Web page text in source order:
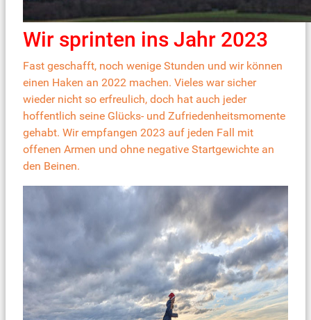
Wir sprinten ins Jahr 2023
Fast geschafft, noch wenige Stunden und wir können
einen Haken an 2022 machen. Vieles war sicher
wieder nicht so erfreulich, doch hat auch jeder
hoffentlich seine Glücks- und Zufriedenheitsmomente
gehabt. Wir empfangen 2023 auf jeden Fall mit
offenen Armen und ohne negative Startgewichte an
den Beinen.